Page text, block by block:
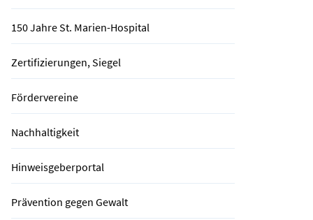
150 Jahre St. Marien-Hospital
Zertifizierungen, Siegel
Fördervereine
Nachhaltigkeit
Hinweisgeberportal
Prävention gegen Gewalt